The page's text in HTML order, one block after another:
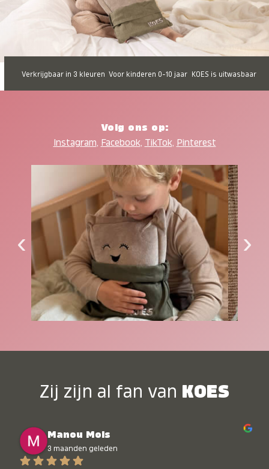
Verkrijgbaar in 3 kleuren Voor kinderen 0-10 jaar KOES is uitwasbaar
Volg ons op:
Instagram, Facebook, TikTok, Pinterest
‹ ›
Zij zijn al fan van KOES
Manou Mols
3 maanden geleden